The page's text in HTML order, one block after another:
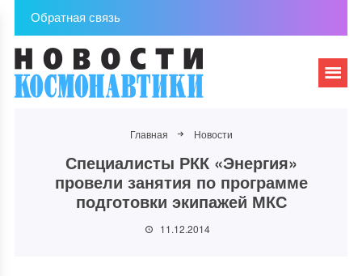
Обратная связь
Главная Новости
Специалисты РКК «Энергия»
провели занятия по программе
подготовки экипажей МКС
11.12.2014